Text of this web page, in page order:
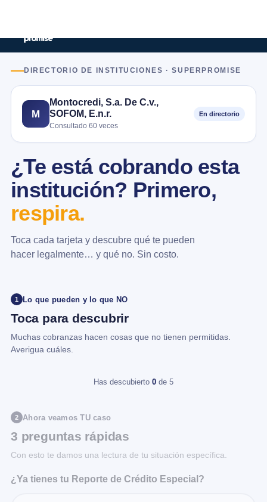
DIRECTORIO DE INSTITUCIONES · SUPERPROMISE
M
Montocredi, S.a. De C.v.,
SOFOM, E.n.r.
Consultado 60 veces
En directorio
¿Te está cobrando esta
institución? Primero,
respira.
Toca cada tarjeta y descubre qué te pueden
hacer legalmente… y qué no. Sin costo.
1 Lo que pueden y lo que NO
Toca para descubrir
Muchas cobranzas hacen cosas que no tienen permitidas.
Averigua cuáles.
Has descubierto 0 de 5
2 Ahora veamos TU caso
3 preguntas rápidas
Con esto te damos una lectura de tu situación específica.
¿Ya tienes tu Reporte de Crédito Especial?